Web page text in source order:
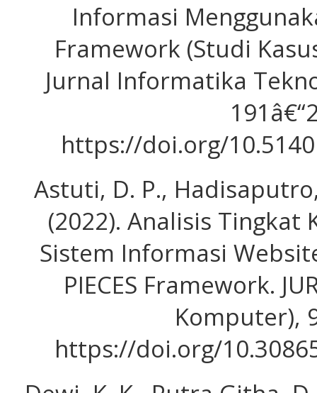
Informasi
Framework (Studi
Jurnal Informatika
https://doi.org/
Astuti, D. P.,
(2022). Analisis Tingkat
Sistem Informasi
PIECES Framework.
Komputer),
https://doi.org/